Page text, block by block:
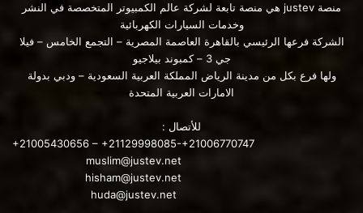
سيارة ميتسوبيشي
المصدر
منصة justev هي منصة تابعة لشركة عالم الكمبيوتر المتخصصة في النشر
وخدمات السيارات الكهربائية
الشركة فرعها الرئيسي بالقاهرة العاصمة المصرية – التجمع الخامس – فيلا
جي 3 – كمبوند بيلاجيو
ولها فرع بكل من مدينة الرياض المملكة العربية السعودية – ودبي بدولة
الامارات العربية المتحدة
للأتصال :
+21005430656 – +21129998085-+21006770747
muslim@justev.net
hisham@justev.net
huda@justev.net